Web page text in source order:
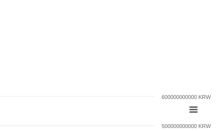
500000000000 KRW
600000000000 KRW